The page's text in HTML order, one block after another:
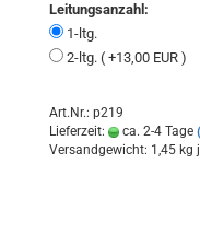
Leitungsanzahl:
1-ltg.
2-ltg. ( +13,00 EUR )
Art.Nr.: p219
Lieferzeit:
ca. 2-4 Tage
Versandgewicht: 1,45 kg